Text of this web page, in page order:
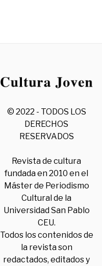
© 2022 - TODOS LOS
DERECHOS
RESERVADOS
Revista de cultura
fundada en 2010 en el
Máster de Periodismo
Cultural de la
Universidad San Pablo
CEU.
Todos los contenidos de
la revista son
redactados, editados y